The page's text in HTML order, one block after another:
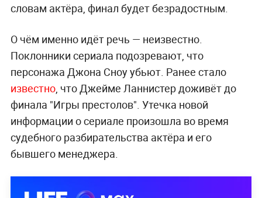
словам актёра, финал будет безрадостным.
О чём именно идёт речь — неизвестно.
Поклонники сериала подозревают, что
персонажа Джона Сноу убьют. Ранее стало
известно, что Джейме Ланнистер доживёт до
финала "Игры престолов". Утечка новой
информации о сериале произошла во время
судебного разбирательства актёра и его
бывшего менеджера.